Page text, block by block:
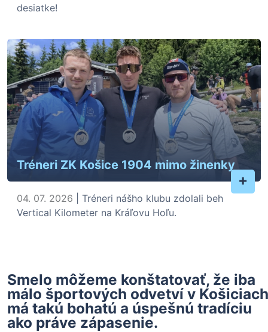
desiatke!
Tréneri ZK Košice 1904 mimo žinenky
+
04. 07. 2026 | Tréneri nášho klubu zdolali beh
Vertical Kilometer na Kráľovu Hoľu.
Smelo môžeme konštatovať, že iba
málo športových odvetví v Košiciach
má takú bohatú a úspešnú tradíciu
ako práve zápasenie.